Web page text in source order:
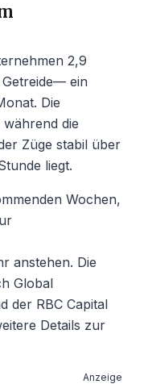
2,9
ein
Die
die
Züge stabil über
liegt.
Wochen,
anstehen. Die
Global
der RBC Capital
Details zur
Anzeige